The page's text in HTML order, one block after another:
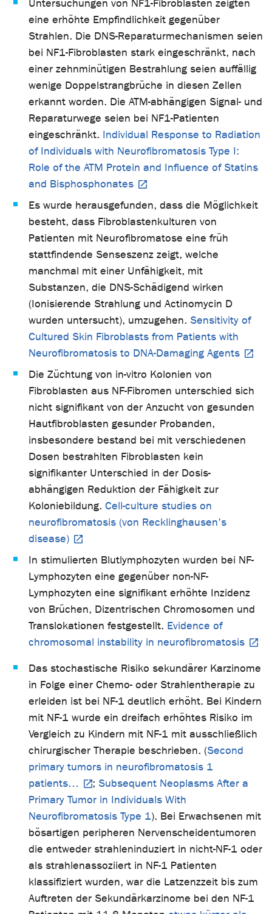
Untersuchungen von NF1-Fibroblasten zeigten
eine erhöhte Empfindlichkeit gegenüber
Strahlen. Die DNS-Reparaturmechanismen seien
bei NF1-Fibroblasten stark eingeschränkt, nach
einer zehnminütigen Bestrahlung seien auffällig
wenige Doppelstrangbrüche in diesen Zellen
erkannt worden. Die ATM-abhängigen Signal- und
Reparaturwege seien bei NF1-Patienten
eingeschränkt. Individual Response to Radiation
of Individuals with Neurofibromatosis Type I:
Role of the ATM Protein and Influence of Statins
and Bisphosphonates
Es wurde herausgefunden, dass die Möglichkeit
besteht, dass Fibroblastenkulturen von
Patienten mit Neurofibromatose eine früh
stattfindende Senseszenz zeigt, welche
manchmal mit einer Unfähigkeit, mit
Substanzen, die DNS-Schädigend wirken
(Ionisierende Strahlung und Actinomycin D
wurden untersucht), umzugehen. Sensitivity of
Cultured Skin Fibroblasts from Patients with
Neurofibromatosis to DNA-Damaging Agents
Die Züchtung von in-vitro Kolonien von
Fibroblasten aus NF-Fibromen unterschied sich
nicht signifikant von der Anzucht von gesunden
Hautfibroblasten gesunder Probanden,
insbesondere bestand bei mit verschiedenen
Dosen bestrahlten Fibroblasten kein
signifikanter Unterschied in der Dosis-
abhängigen Reduktion der Fähigkeit zur
Koloniebildung. Cell-culture studies on
neurofibromatosis (von Recklinghausen's
disease)
In stimulierten Blutlymphozyten wurden bei NF-
Lymphozyten eine gegenüber non-NF-
Lymphozyten eine signifikant erhöhte Inzidenz
von Brüchen, Dizentrischen Chromosomen und
Translokationen festgestellt. Evidence of
chromosomal instability in neurofibromatosis
Das stochastische Risiko sekundärer Karzinome
in Folge einer Chemo- oder Strahlentherapie zu
erleiden ist bei NF-1 deutlich erhöht. Bei Kindern
mit NF-1 wurde ein dreifach erhöhtes Risiko im
Vergleich zu Kindern mit NF-1 mit ausschließlich
chirurgischer Therapie beschrieben. (Second
primary tumors in neurofibromatosis 1
patients…
; Subsequent Neoplasms After a
Primary Tumor in Individuals With
Neurofibromatosis Type 1). Bei Erwachsenen mit
bösartigen peripheren Nervenscheidentumoren
die entweder strahleninduziert in nicht-NF-1 oder
als strahlenassoziiert in NF-1 Patienten
klassifiziert wurden, war die Latzenzzeit bis zum
Auftreten der Sekundärkarzinome bei den NF-1